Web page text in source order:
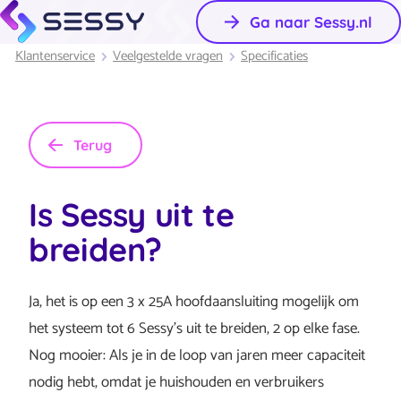
Ga naar Sessy.nl
Klantenservice Veelgestelde vragen Specificaties
Terug
Is Sessy uit te
breiden?
Ja, het is op een 3 x 25A hoofdaansluiting mogelijk om
het systeem tot 6 Sessy’s uit te breiden, 2 op elke fase.
Nog mooier: Als je in de loop van jaren meer capaciteit
nodig hebt, omdat je huishouden en verbruikers